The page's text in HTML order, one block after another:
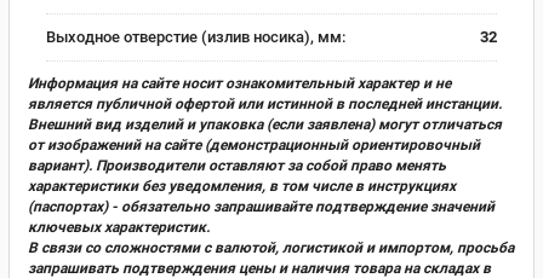
Выходное отверстие (излив носика), мм: 32
Информация на сайте носит ознакомительный характер и не
является публичной офертой или истинной в последней инстанции.
Внешний вид изделий и упаковка (если заявлена) могут отличаться
от изображений на сайте (демонстрационный ориентировочный
вариант). Производители оставляют за собой право менять
характеристики без уведомления, в том числе в инструкциях
(паспортах) - обязательно запрашивайте подтверждение значений
ключевых характеристик.
В связи со сложностями с валютой, логистикой и импортом, просьба
запрашивать подтверждения цены и наличия товара на складах в